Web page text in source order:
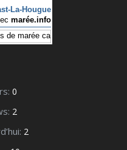
0
2
2